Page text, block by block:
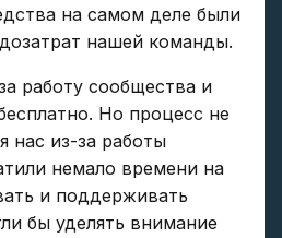
на самом деле были
нашей команды.
работу сообщества и
Но процесс не
нас из-за работы
немало времени на
и поддерживать
бы уделять внимание